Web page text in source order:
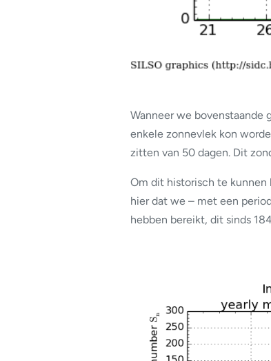
Wanneer we bovenstaande
enkele zonnevlek kon
zitten van 50 dagen. Dit
Om dit historisch te kunnen
hier dat we – met een
hebben bereikt, dit sinds